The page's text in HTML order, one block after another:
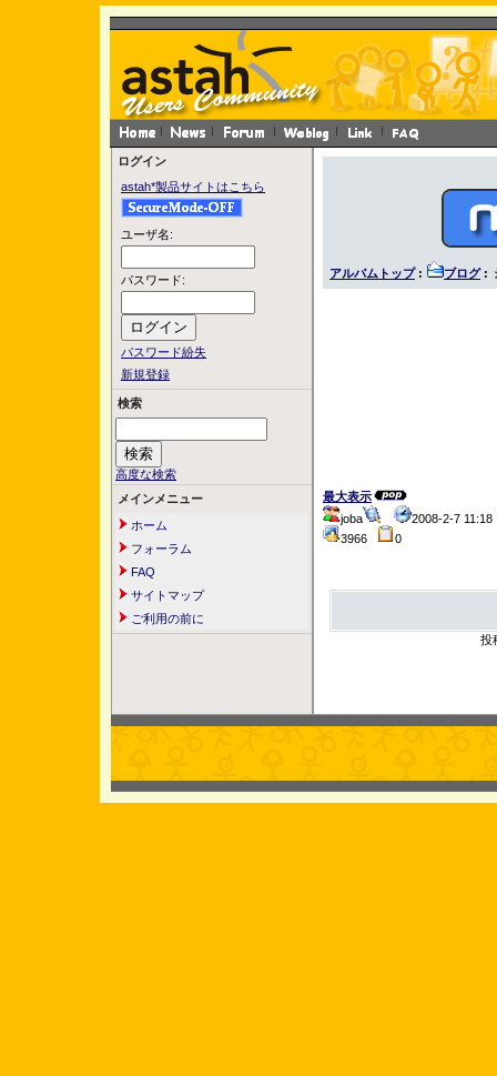
ログイン
astah*製品サイトはこちら
ユーザ名:
パスワード:
パスワード紛失
新規登録
検索
高度な検索
メインメニュー
ホーム
フォーラム
FAQ
サイトマップ
ご利用の前に
アルバムトップ: ブログ:
最大表示
joba
2008-2-7
3966
0
投